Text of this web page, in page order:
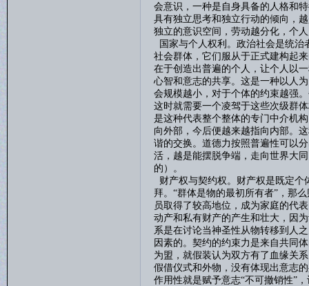
会意识，一种是自身具备的人格和
具有独立思考和独立行动的倾向，
独立的意识空间，劳动越分化，个
国家与个人权利。政治社会是统治
社会群体，它们服从于正式建构起
在于创造出普遍的个人，让个人以
心智和意志的共享。这是一种以人
会规模越小，对于个体的约束越强
这时就需要一个凌驾于这些次级群
是这种代表整个整体的专门中介机
向外部，今后便越来越指向内部。
谐的交换。道德力按照普遍性可以
活，越是能摆脱争端，走向世界大
的）。
财产权与契约权。财产权是既定个
拜。 “群体是物的最初所有者”，那
员取得了较高地位，成为家庭的代
动产和私有财产的产生和壮大，因
系是在讨论当神圣性从物转移到人
因素的。契约的约束力是来自共同
为盟，就假装认为双方有了血缘关
假借仪式和外物，没有体现出意志
作用性就是赋予意志“不可撤销性”